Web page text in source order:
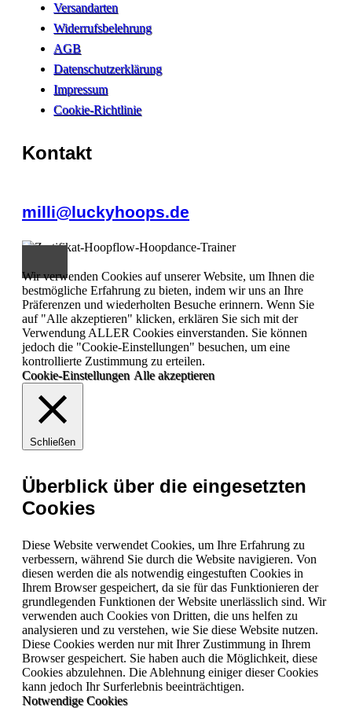
Versandarten
Widerrufsbelehrung
AGB
Datenschutzerklärung
Impressum
Cookie-Richtlinie
Kontakt
milli@luckyhoops.de
Wir verwenden Cookies auf unserer Website, um Ihnen die
bestmögliche Erfahrung zu bieten, indem wir uns an Ihre
Präferenzen und wiederholten Besuche erinnern. Wenn Sie
auf "Alle akzeptieren" klicken, erklären Sie sich mit der
Verwendung ALLER Cookies einverstanden. Sie können
jedoch die "Cookie-Einstellungen" besuchen, um eine
kontrollierte Zustimmung zu erteilen.
Cookie-Einstellungen Alle akzeptieren
Schließen
Überblick über die eingesetzten
Cookies
Diese Website verwendet Cookies, um Ihre Erfahrung zu
verbessern, während Sie durch die Website navigieren. Von
diesen werden die als notwendig eingestuften Cookies in
Ihrem Browser gespeichert, da sie für das Funktionieren der
grundlegenden Funktionen der Website unerlässlich sind. Wir
verwenden auch Cookies von Dritten, die uns helfen zu
analysieren und zu verstehen, wie Sie diese Website nutzen.
Diese Cookies werden nur mit Ihrer Zustimmung in Ihrem
Browser gespeichert. Sie haben auch die Möglichkeit, diese
Cookies abzulehnen. Die Ablehnung einiger dieser Cookies
kann jedoch Ihr Surferlebnis beeinträchtigen.
Notwendige Cookies